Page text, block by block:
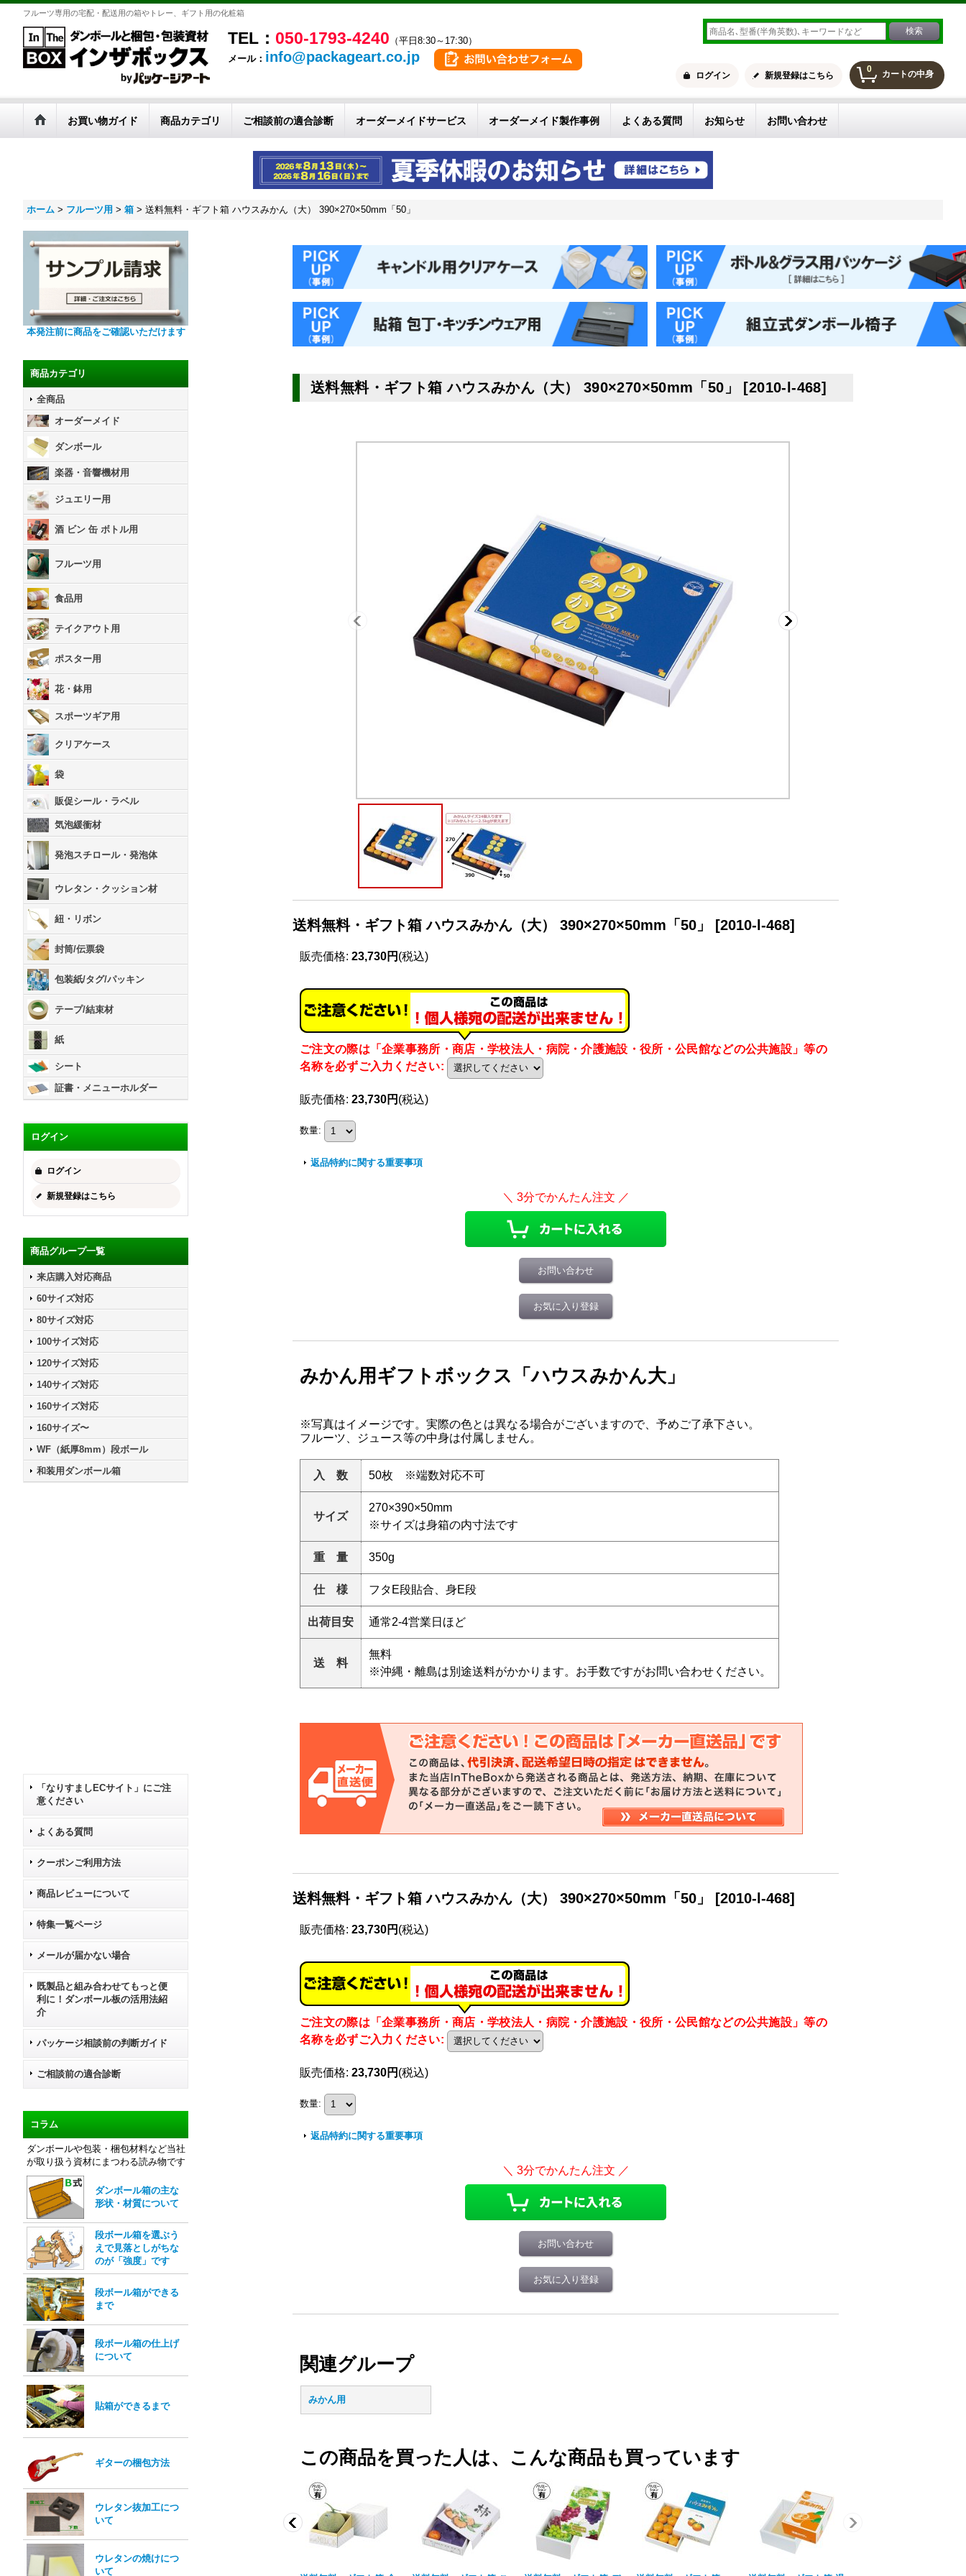
フルーツ専用の宅配・配送用の箱やトレー、ギフト用の化粧箱
TEL： 050-1793-4240 （平日8:30～17:30）
メール： info@packageart.co.jp
0 カートの中身
ログイン 新規登録はこちら
お買い物ガイド 商品カテゴリ ご相談前の適合診断 オーダーメイドサービス オーダーメイド製作事例 よくある質問 お知らせ お問い合わせ
ホーム > フルーツ用 > 箱 > 送料無料・ギフト箱 ハウスみかん（大） 390×270×50mm「50」
本発注前に商品をご確認いただけます
商品カテゴリ
全商品
オーダーメイド
ダンボール
楽器・音響機材用
ジュエリー用
酒 ビン 缶 ボトル用
フルーツ用
食品用
テイクアウト用
ポスター用
花・鉢用
スポーツギア用
クリアケース
袋
販促シール・ラベル
気泡緩衝材
発泡スチロール・発泡体
ウレタン・クッション材
紐・リボン
封筒/伝票袋
包装紙/タグ/パッキン
テープ/結束材
紙
シート
証書・メニューホルダー
ログイン
ログイン
新規登録はこちら
商品グループ一覧
来店購入対応商品
60サイズ対応
80サイズ対応
100サイズ対応
120サイズ対応
140サイズ対応
160サイズ対応
160サイズ〜
WF（紙厚8mm）段ボール
和装用ダンボール箱
「なりすましECサイト」にご注
意ください
よくある質問
クーポンご利用方法
商品レビューについて
特集一覧ページ
メールが届かない場合
既製品と組み合わせてもっと便
利に！ダンボール板の活用法紹
介
パッケージ相談前の判断ガイド
ご相談前の適合診断
コラム
ダンボールや包装・梱包材料など当社
が取り扱う資材にまつわる読み物です
ダンボール箱の主な
形状・材質について
段ボール箱を選ぶう
えで見落としがちな
のが「強度」です
段ボール箱ができる
まで
段ボール箱の仕上げ
について
貼箱ができるまで
ギターの梱包方法
ウレタン抜加工につ
いて
ウレタンの焼けにつ
いて
送料無料・ギフト箱 ハウスみかん（大） 390×270×50mm「50」 [2010-l-468]
送料無料・ギフト箱 ハウスみかん（大） 390×270×50mm「50」 [2010-l-468]
販売価格: 23,730円 (税込)
ご注文の際は「企業事務所・商店・学校法人・病院・介護施設・役所・公民館などの公共施設」等の
名称を必ずご入力ください:
販売価格: 23,730円 (税込)
数量:
返品特約に関する重要事項
お問い合わせ
お気に入り登録
みかん用ギフトボックス「ハウスみかん大」
※写真はイメージです。実際の色とは異なる場合がございますので、予めご了承下さい。
フルーツ、ジュース等の中身は付属しません。
入 数 50枚 ※端数対応不可
サイズ
270×390×50mm
※サイズは身箱の内寸法です
重 量 350g
仕 様 フタE段貼合、身E段
出荷目安 通常2-4営業日ほど
送 料
無料
※沖縄・離島は別途送料がかかります。お手数ですがお問い合わせください。
送料無料・ギフト箱 ハウスみかん（大） 390×270×50mm「50」 [2010-l-468]
販売価格: 23,730円 (税込)
ご注文の際は「企業事務所・商店・学校法人・病院・介護施設・役所・公民館などの公共施設」等の
名称を必ずご入力ください:
販売価格: 23,730円 (税込)
数量:
返品特約に関する重要事項
お問い合わせ
お気に入り登録
関連グループ
みかん用
この商品を買った人は、こんな商品も買っています